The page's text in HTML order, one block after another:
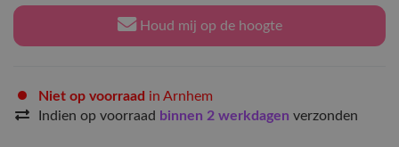
Houd mij op de hoogte
Niet op voorraad in Arnhem
Indien op voorraad binnen 2 werkdagen verzonden